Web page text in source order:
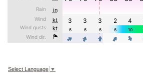
Select Language ▼